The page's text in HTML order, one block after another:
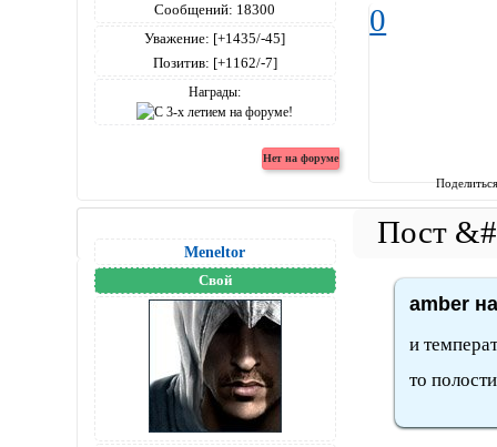
Сообщений: 18300
Уважение: [+1435/-45]
Позитив: [+1162/-7]
Награды:
0
Meneltоr
Свой
amber
и
то